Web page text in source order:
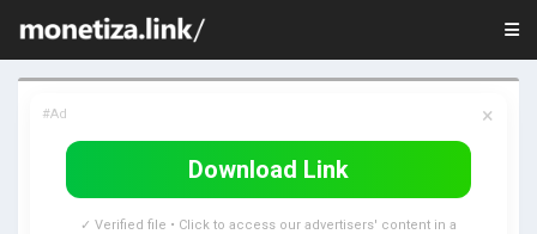
#Ad ×
Download Link
✓ Verified file • Click to access our advertisers' content in a